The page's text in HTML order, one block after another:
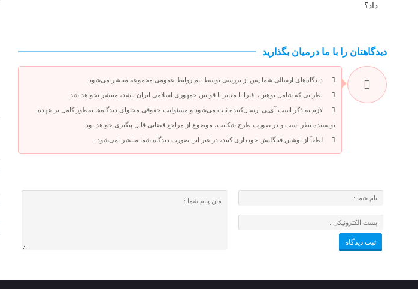
داد؟
دیدگاهتان را با ما درمیان بگذارید
دیدگاه‌های ارسالی شما پس از بررسی توسط تیم روابط عمومی مجموعه منتشر می‌شود.
نظراتی که شامل توهین، افترا یا مغایر با قوانین جمهوری اسلامی ایران باشد، منتشر نخواهد شد.
لازم به ذکر است آی‌پی ارسال‌کننده ثبت می‌شود و مسئولیت حقوقی محتوای دیدگاه‌ها به‌طور کامل بر عهده
نویسنده نظر است و در صورت طرح شکایت، موضوع از مراجع قضایی قابل پیگیری خواهد بود.
لطفاً از نوشتن فینگلیش خودداری کنید، در غیر این صورت دیدگاه شما منتشر نمی‌شود.